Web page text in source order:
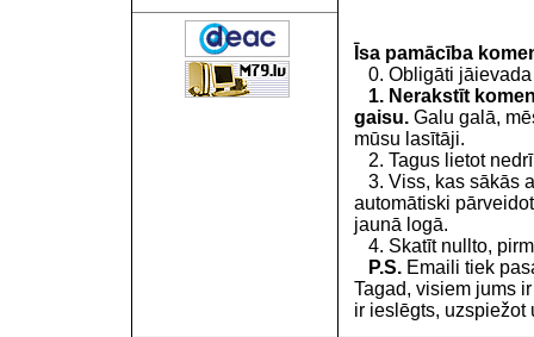
Īsa pamācība
0. Obligāti jāievada
1. Nerakstīt
gaisu. Galu galā,
mūsu lasītāji.
2. Tagus lietot
3. Viss, kas sākās
automātiski
jaunā logā.
4. Skatīt nullto,
P.S. Emaili tiek
Tagad, visiem jums
ir ieslēgts, uzspiežot